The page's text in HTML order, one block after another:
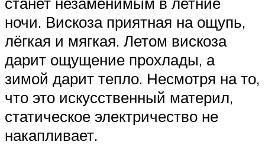
ночи. Вискоза приятная на ощупь,
лёгкая и мягкая. Летом вискоза
дарит ощущение прохлады, а
зимой дарит тепло. Несмотря на то,
что это искусственный материл,
статическое электричество не
накапливает.